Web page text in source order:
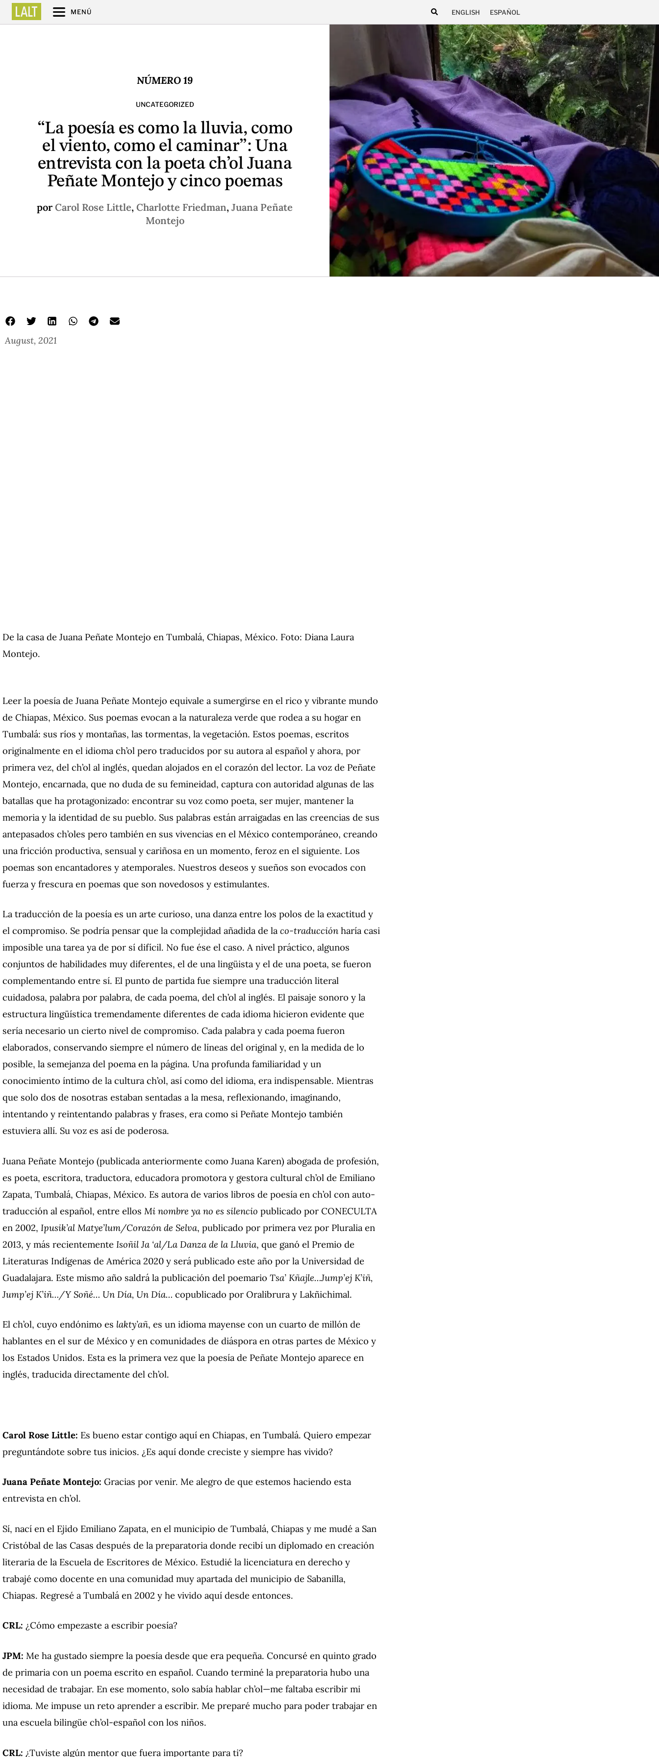
MENÚ ENGLISH ESPAÑOL
NÚMERO 19
UNCATEGORIZED
“La poesía es como la lluvia, como
el viento, como el caminar”: Una
entrevista con la poeta ch’ol Juana
Peñate Montejo y cinco poemas
por Carol Rose Little, Charlotte Friedman, Juana Peñate
Montejo
August, 2021
De la casa de Juana Peñate Montejo en Tumbalá, Chiapas, México. Foto: Diana Laura
Montejo.
Leer la poesía de Juana Peñate Montejo equivale a sumergirse en el rico y vibrante mundo
de Chiapas, México. Sus poemas evocan a la naturaleza verde que rodea a su hogar en
Tumbalá: sus ríos y montañas, las tormentas, la vegetación. Estos poemas, escritos
originalmente en el idioma ch’ol pero traducidos por su autora al español y ahora, por
primera vez, del ch’ol al inglés, quedan alojados en el corazón del lector. La voz de Peñate
Montejo, encarnada, que no duda de su femineidad, captura con autoridad algunas de las
batallas que ha protagonizado: encontrar su voz como poeta, ser mujer, mantener la
memoria y la identidad de su pueblo. Sus palabras están arraigadas en las creencias de sus
antepasados ch’oles pero también en sus vivencias en el México contemporáneo, creando
una fricción productiva, sensual y cariñosa en un momento, feroz en el siguiente. Los
poemas son encantadores y atemporales. Nuestros deseos y sueños son evocados con
fuerza y frescura en poemas que son novedosos y estimulantes.
La traducción de la poesía es un arte curioso, una danza entre los polos de la exactitud y
el compromiso. Se podría pensar que la complejidad añadida de la co-traducción haría casi
imposible una tarea ya de por sí difícil. No fue ése el caso. A nivel práctico, algunos
conjuntos de habilidades muy diferentes, el de una lingüista y el de una poeta, se fueron
complementando entre sí. El punto de partida fue siempre una traducción literal
cuidadosa, palabra por palabra, de cada poema, del ch’ol al inglés. El paisaje sonoro y la
estructura lingüística tremendamente diferentes de cada idioma hicieron evidente que
sería necesario un cierto nivel de compromiso. Cada palabra y cada poema fueron
elaborados, conservando siempre el número de líneas del original y, en la medida de lo
posible, la semejanza del poema en la página. Una profunda familiaridad y un
conocimiento íntimo de la cultura ch’ol, así como del idioma, era indispensable. Mientras
que solo dos de nosotras estaban sentadas a la mesa, reflexionando, imaginando,
intentando y reintentando palabras y frases, era como si Peñate Montejo también
estuviera allí. Su voz es así de poderosa.
Juana Peñate Montejo (publicada anteriormente como Juana Karen) abogada de profesión,
es poeta, escritora, traductora, educadora promotora y gestora cultural ch’ol de Emiliano
Zapata, Tumbalá, Chiapas, México. Es autora de varios libros de poesía en ch’ol con auto-
traducción al español, entre ellos Mi nombre ya no es silencio publicado por CONECULTA
en 2002, Ipusik’al Matye’lum/Corazón de Selva, publicado por primera vez por Pluralia en
2013, y más recientemente Isoñil Ja ‘al/La Danza de la Lluvia, que ganó el Premio de
Literaturas Indígenas de América 2020 y será publicado este año por la Universidad de
Guadalajara. Este mismo año saldrá la publicación del poemario Tsa’ Kñajle…Jump’ej K’iñ,
Jump’ej K’iñ…/Y Soñé… Un Día, Un Día… copublicado por Oralibrura y Lakñichimal.
El ch’ol, cuyo endónimo es lakty’añ, es un idioma mayense con un cuarto de millón de
hablantes en el sur de México y en comunidades de diáspora en otras partes de México y
los Estados Unidos. Esta es la primera vez que la poesía de Peñate Montejo aparece en
inglés, traducida directamente del ch’ol.
Carol Rose Little: Es bueno estar contigo aquí en Chiapas, en Tumbalá. Quiero empezar
preguntándote sobre tus inicios. ¿Es aquí donde creciste y siempre has vivido?
Juana Peñate Montejo: Gracias por venir. Me alegro de que estemos haciendo esta
entrevista en ch’ol.
Sí, nací en el Ejido Emiliano Zapata, en el municipio de Tumbalá, Chiapas y me mudé a San
Cristóbal de las Casas después de la preparatoria donde recibí un diplomado en creación
literaria de la Escuela de Escritores de México. Estudié la licenciatura en derecho y
trabajé como docente en una comunidad muy apartada del municipio de Sabanilla,
Chiapas. Regresé a Tumbalá en 2002 y he vivido aquí desde entonces.
CRL: ¿Cómo empezaste a escribir poesía?
JPM: Me ha gustado siempre la poesía desde que era pequeña. Concursé en quinto grado
de primaria con un poema escrito en español. Cuando terminé la preparatoria hubo una
necesidad de trabajar. En ese momento, solo sabía hablar ch’ol—me faltaba escribir mi
idioma. Me impuse un reto aprender a escribir. Me preparé mucho para poder trabajar en
una escuela bilingüe ch’ol-español con los niños.
CRL: ¿Tuviste algún mentor que fuera importante para ti?